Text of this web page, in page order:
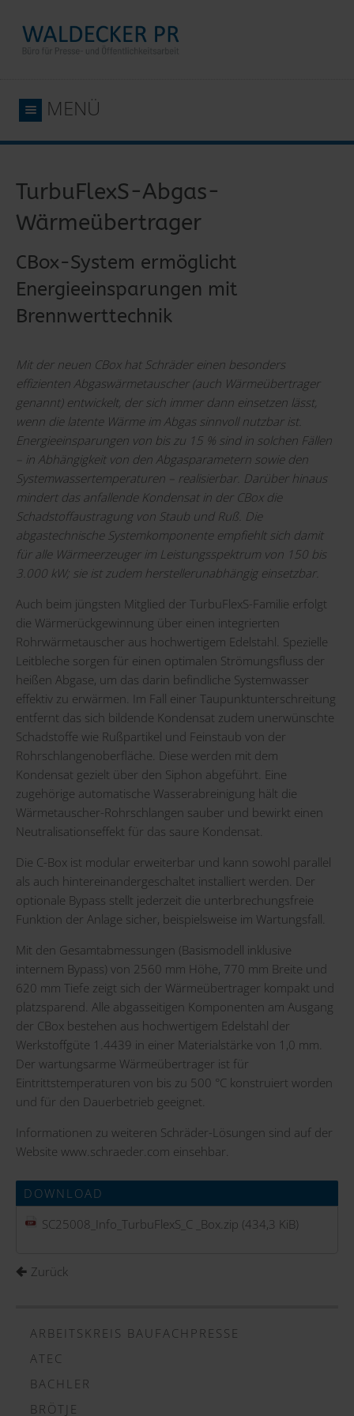
MENÜ
TurbuFlexS-Abgas-
Wärmeübertrager
CBox-System ermöglicht
Energieeinsparungen mit
Brennwerttechnik
Realisiert ein Energieeinsparungspotenzial von bis zu 15 %: die CBox von
Mit der neuen CBox hat Schräder einen besonders
effizienten Abgaswärmetauscher (auch Wärmeübertrager
genannt) entwickelt, der sich immer dann einsetzen lässt,
wenn die latente Wärme im Abgas sinnvoll nutzbar ist.
Energieeinsparungen von bis zu 15 % sind in solchen Fällen
– in Abhängigkeit von den Abgasparametern sowie den
Systemwassertemperaturen – realisierbar. Darüber hinaus
mindert das anfallende Kondensat in der CBox die
Schadstoffaustragung von Staub und Ruß. Die
abgastechnische Systemkomponente empfiehlt sich damit
für alle Wärmeerzeuger im Leistungsspektrum von 150 bis
3.000 kW; sie ist zudem herstellerunabhängig einsetzbar.
Auch beim jüngsten Mitglied der TurbuFlexS-Familie erfolgt
die Wärmerückgewinnung über einen integrierten
Rohrwärmetauscher aus hochwertigem Edelstahl. Spezielle
Leitbleche sorgen für einen optimalen Strömungsfluss der
heißen Abgase, um das darin befindliche Systemwasser
effektiv zu erwärmen. Im Fall einer Taupunktunterschreitung
entfernt das sich bildende Kondensat zudem unerwünschte
Schadstoffe wie Rußpartikel und Feinstaub von der
Rohrschlangenoberfläche. Diese werden mit dem
Kondensat gezielt über den Siphon abgeführt. Eine
zugehörige automatische Wasserabreinigung hält die
Wärmetauscher-Rohrschlangen sauber und bewirkt einen
Neutralisationseffekt für das saure Kondensat.
Die C-Box ist modular erweiterbar und kann sowohl parallel
als auch hintereinandergeschaltet installiert werden. Der
optionale Bypass stellt jederzeit die unterbrechungsfreie
Funktion der Anlage sicher, beispielsweise im Wartungsfall.
Mit den Gesamtabmessungen (Basismodell inklusive
internem Bypass) von 2560 mm Höhe, 770 mm Breite und
620 mm Tiefe zeigt sich der Wärmeübertrager kompakt und
platzsparend. Alle abgasseitigen Komponenten am Ausgang
der CBox bestehen aus hochwertigem Edelstahl der
Werkstoffgüte 1.4439 in einer Materialstärke von 1,0 mm.
Der wartungsarme Wärmeübertrager ist für
Eintrittstemperaturen von bis zu 500 °C konstruiert worden
und für den Dauerbetrieb geeignet.
Informationen zu weiteren Schräder-Lösungen sind auf der
Website www.schraeder.com einsehbar.
DOWNLOAD
SC25008_Info_TurbuFlexS_C _Box.zip (434,3 KiB)
Zurück
ARBEITSKREIS BAUFACHPRESSE
ATEC
BACHLER
BRÖTJE